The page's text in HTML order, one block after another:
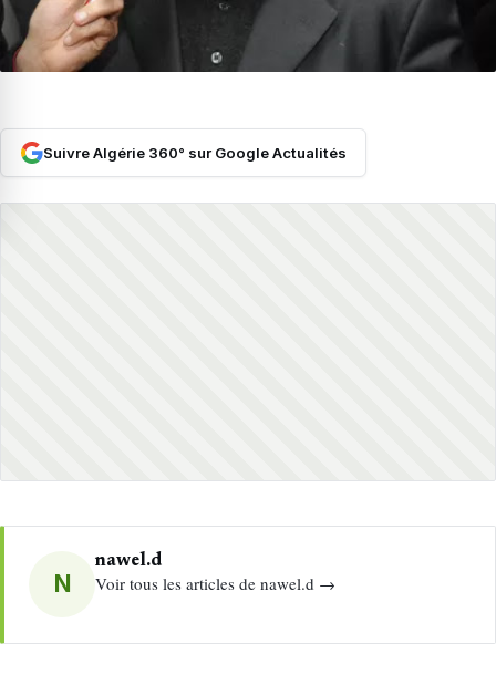
Suivre Algérie 360° sur Google Actualités
N
nawel.d
Voir tous les articles de nawel.d →